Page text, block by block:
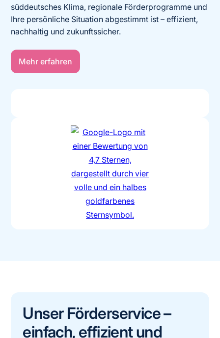
süddeutsches Klima, regionale Förderprogramme und
Ihre persönliche Situation abgestimmt ist – effizient,
nachhaltig und zukunftssicher.
Mehr erfahren
Unser Förderservice –
einfach, effizient und